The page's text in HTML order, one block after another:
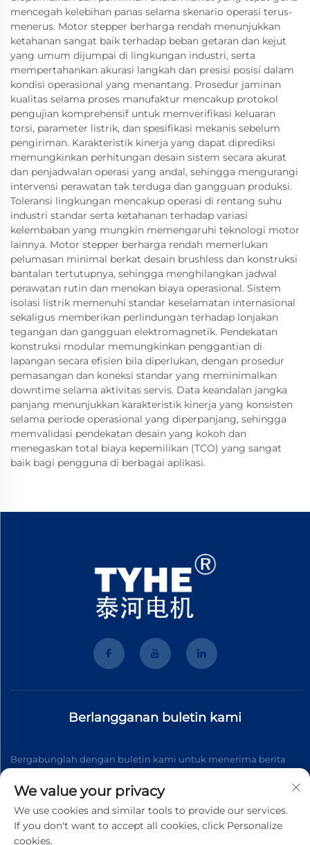
mencegah kelebihan panas selama skenario operasi terus-
menerus. Motor stepper berharga rendah menunjukkan
ketahanan sangat baik terhadap beban getaran dan kejut
yang umum dijumpai di lingkungan industri, serta
mempertahankan akurasi langkah dan presisi posisi dalam
kondisi operasional yang menantang. Prosedur jaminan
kualitas selama proses manufaktur mencakup protokol
pengujian komprehensif untuk memverifikasi keluaran
torsi, parameter listrik, dan spesifikasi mekanis sebelum
pengiriman. Karakteristik kinerja yang dapat diprediksi
memungkinkan perhitungan desain sistem secara akurat
dan penjadwalan operasi yang andal, sehingga mengurangi
intervensi perawatan tak terduga dan gangguan produksi.
Toleransi lingkungan mencakup operasi di rentang suhu
industri standar serta ketahanan terhadap variasi
kelembaban yang mungkin memengaruhi teknologi motor
lainnya. Motor stepper berharga rendah memerlukan
pelumasan minimal berkat desain brushless dan konstruksi
bantalan tertutupnya, sehingga menghilangkan jadwal
perawatan rutin dan menekan biaya operasional. Sistem
isolasi listrik memenuhi standar keselamatan internasional
sekaligus memberikan perlindungan terhadap lonjakan
tegangan dan gangguan elektromagnetik. Pendekatan
konstruksi modular memungkinkan penggantian di
lapangan secara efisien bila diperlukan, dengan prosedur
pemasangan dan koneksi standar yang meminimalkan
downtime selama aktivitas servis. Data keandalan jangka
panjang menunjukkan karakteristik kinerja yang konsisten
selama periode operasional yang diperpanjang, sehingga
memvalidasi pendekatan desain yang kokoh dan
menegaskan total biaya kepemilikan (TCO) yang sangat
baik bagi pengguna di berbagai aplikasi.
Berlangganan buletin kami
Bergabunglah dengan buletin kami untuk menerima berita
Berlangganan
We value your privacy
We use cookies and similar tools to provide our services.
If you don't want to accept all cookies, click Personalize
cookies.